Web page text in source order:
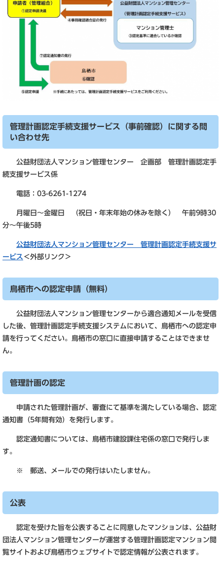
管理計画認定手続支援サービス（事前確認）に関する問
い合わせ先
公益財団法人マンション管理センター 企画部 管理計画認定手
続支援サービス係
電話：03-6261-1274
月曜日～金曜日 （祝日・年末年始の休みを除く） 午前9時30
分～午後5時
公益財団法人マンション管理センター 管理計画認定手続支援サ
ービス ＜外部リンク＞
鳥栖市への認定申請（無料）
公益財団法人マンション管理センターから適合通知メールを受信
した後、管理計画認定手続支援システムにおいて、鳥栖市への認定申
請を行ってください。鳥栖市の窓口に直接申請することはできませ
ん。
管理計画の認定
申請された管理計画が、審査にて基準を満たしている場合、認定
通知書（5年間有効）を発行します。
認定通知書については、鳥栖市建設課住宅係の窓口で発行しま
す。
※ 郵送、メールでの発行はいたしません。
公表
認定を受けた旨を公表することに同意したマンションは、公益財
団法人マンション管理センターが運営する管理計画認定マンション閲
覧サイトおよび鳥栖市ウェブサイトで認定情報が公表されます。